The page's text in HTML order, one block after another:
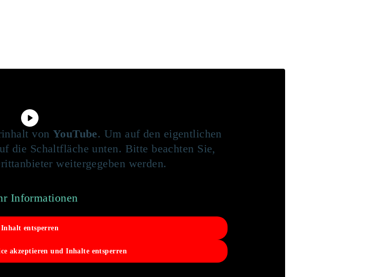
von YouTube. Um auf den eigentlichen
die Schaltfläche unten. Bitte beachten Sie,
weitergegeben werden.
Informationen
Inhalt entsperren
akzeptieren und Inhalte entsperren